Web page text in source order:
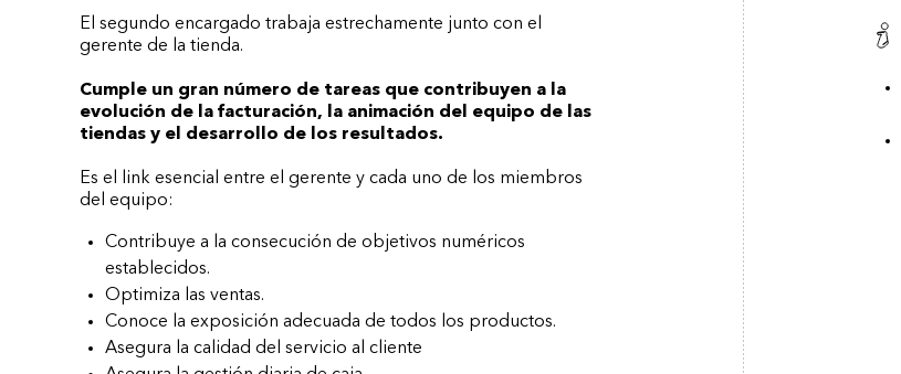
El segundo encargado trabaja estrechamente junto con el
gerente de la tienda.
Cumple un gran número de tareas que contribuyen a la
evolución de la facturación, la animación del equipo de las
tiendas y el desarrollo de los resultados.
Es el link esencial entre el gerente y cada uno de los miembros
del equipo:
Contribuye a la consecución de objetivos numéricos
establecidos.
Optimiza las ventas.
Conoce la exposición adecuada de todos los productos.
Asegura la calidad del servicio al cliente